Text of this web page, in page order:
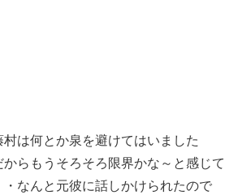
は何とか泉を避けてはいました
らもうそろそろ限界かな～と感じて
なんと元彼に話しかけられたので